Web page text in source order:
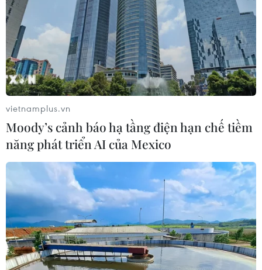
TIN LIÊN QUAN
Khởi động dự án dịch vụ ngân hàng số cho
người thu nhập thấp và phụ nữ
vietnamplus.vn
Moody’s cảnh báo hạ tầng điện hạn chế tiềm
năng phát triển AI của Mexico